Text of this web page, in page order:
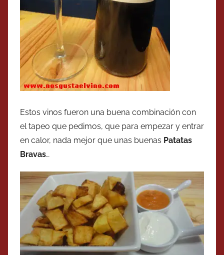
Estos vinos fueron una buena combinación con
el tapeo que pedimos, que para empezar y entrar
en calor, nada mejor que unas buenas Patatas
Bravas…